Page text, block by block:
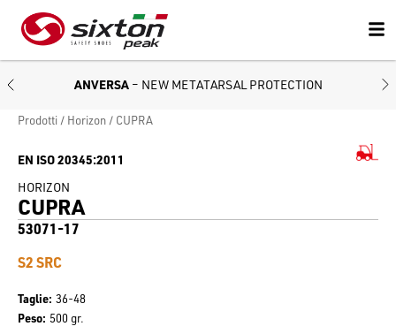
ANVERSA – NEW METATARSAL PROTECTION
Prodotti Horizon CUPRA
EN ISO 20345:2011
HORIZON
CUPRA
53071-17
S2 SRC
Taglie 36-48
Peso 500 gr.